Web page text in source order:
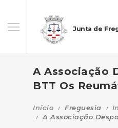
Junta de
A Associação
BTT Os
Início Freguesia
A Associação